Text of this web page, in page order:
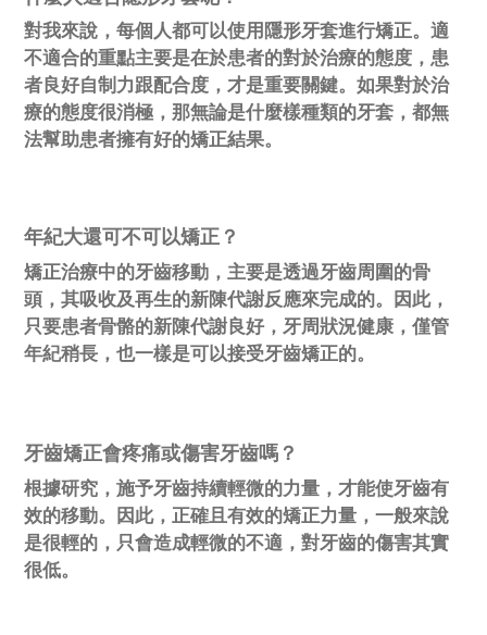
對我來說，每個人都可以使用隱形牙套進行矯正。適
不適合的重點主要是在於患者的對於治療的態度，患
者良好自制力跟配合度，才是重要關鍵。如果對於治
療的態度很消極，那無論是什麼樣種類的牙套，都無
法幫助患者擁有好的矯正結果。
年紀大還可不可以矯正？
矯正治療中的牙齒移動，主要是透過牙齒周圍的骨
頭，其吸收及再生的新陳代謝反應來完成的。因此，
只要患者骨骼的新陳代謝良好，牙周狀況健康，僅管
年紀稍長，也一樣是可以接受牙齒矯正的。
牙齒矯正會疼痛或傷害牙齒嗎？
根據研究，施予牙齒持續輕微的力量，才能使牙齒有
效的移動。因此，正確且有效的矯正力量，一般來說
是很輕的，只會造成輕微的不適，對牙齒的傷害其實
很低。